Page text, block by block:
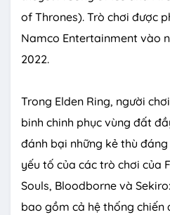
of Thrones). Trò chơi được
Namco Entertainment vào
2022.
Trong Elden Ring, người
binh chinh phục vùng đất
đánh bại những kẻ thù
yếu tố của các trò chơi của
Souls, Bloodborne và
bao gồm cả hệ thống chiến